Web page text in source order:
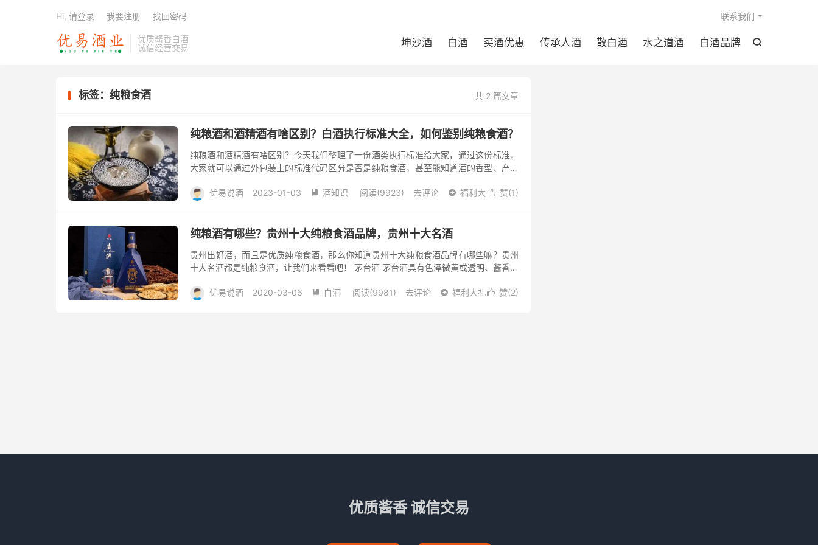
优质酱香白酒
诚信经营交易

坤沙酒 白酒 买酒优惠 传承人酒 散白酒 水之道酒 白酒品牌
联系我们
Hi, 请登录 我要注册 找回密码
共 2 篇文章
标签：纯粮食酒
纯粮酒和酒精酒有啥区别？白酒执行标准大全，如何鉴别纯粮食酒？
纯粮酒和酒精酒有啥区别？今天我们整理了一份酒类执行标准给大家，通过这份标准，
大家就可以通过外包装上的标准代码区分是否是纯粮食酒，甚至能知道酒的香型、产地
理了几个简单...
 赞(1)
优易说酒 2023-01-03  酒知识 阅读(9923) 去评论  福利大
纯粮酒有哪些？贵州十大纯粮食酒品牌，贵州十大名酒
贵州出好酒，而且是优质纯粮食酒，那么你知道贵州十大纯粮食酒品牌有哪些嘛？贵州
十大名酒都是纯粮食酒，让我们来看看吧！ 茅台酒 茅台酒具有色泽微黄或透明、酱香突
镇本地红...
 赞(2)
优易说酒 2020-03-06  白酒 阅读(9981) 去评论  福利大礼
优质酱香 诚信交易